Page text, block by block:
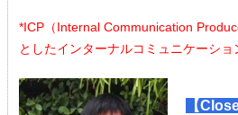
*ICP（Internal Communication
としたインターナルコミュニケーショ
【